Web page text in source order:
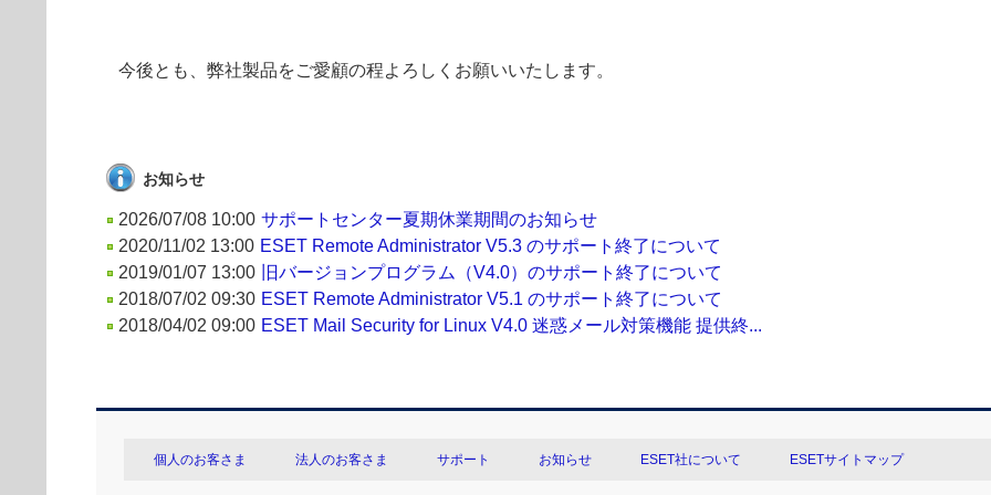
今後とも、弊社製品をご愛顧の程よろしくお願いいたします。
お知らせ
2026/07/08 10:00 サポートセンター夏期休業期間のお知らせ
2020/11/02 13:00 ESET Remote Administrator V5.3 のサポート終了について
2019/01/07 13:00
旧バージョンプログラム（V4.0）のサポート終了について
2018/07/02 09:30 ESET Remote Administrator V5.1 のサポート終了について
2018/04/02 09:00 ESET Mail Security for Linux V4.0 迷惑メール対策機能 提供終...
個人のお客さま 法人のお客さま サポート お知らせ ESET社について ESETサイトマップ